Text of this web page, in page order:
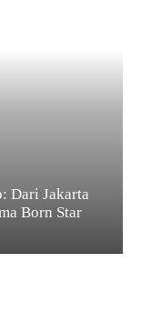
Dari Jakarta
Born Star